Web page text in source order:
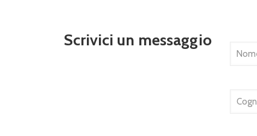
Scrivici un messaggio